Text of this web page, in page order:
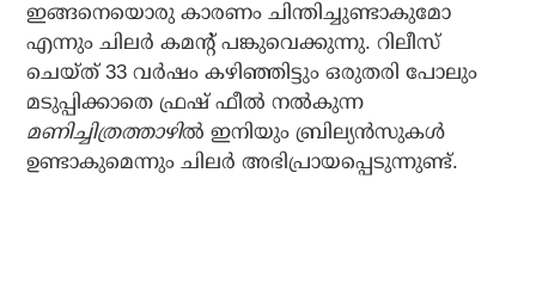
ഇങ്ങനെയൊരു കാരണം ചിന്തിച്ചുണ്ടാകുമോ
എന്നും ചിലര്‍ കമന്റ് പങ്കുവെക്കുന്നു. റിലീസ്
ചെയ്ത് 33 വര്‍ഷം കഴിഞ്ഞിട്ടും ഒരുതരി പോലും
മടുപ്പിക്കാതെ ഫ്രഷ് ഫീല്‍ നല്‍കുന്ന
മണിച്ചിത്രത്താഴില്‍ ഇനിയും ബ്രില്യന്‍സുകള്‍
ഉണ്ടാകുമെന്നും ചിലര്‍ അഭിപ്രായപ്പെടുന്നുണ്ട്.